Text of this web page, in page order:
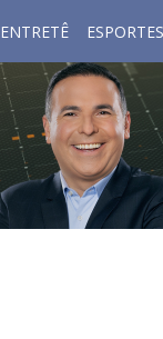
ENTRETÊ ESPORTES